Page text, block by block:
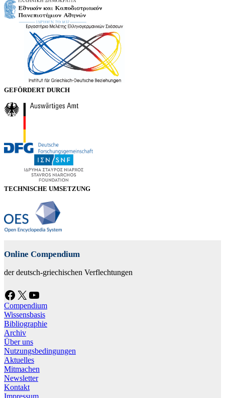
GEFÖRDERT DURCH
TECHNISCHE UMSETZUNG
Online Compendium
der deutsch-griechischen Verflechtungen
Facebook X YouTube
Compendium
Wissensbasis
Bibliographie
Archiv
Über uns
Nutzungsbedingungen
Aktuelles
Mitmachen
Newsletter
Kontakt
Impressum